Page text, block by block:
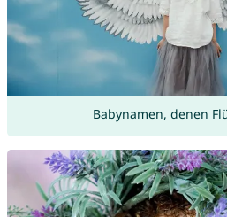
Babynamen, denen